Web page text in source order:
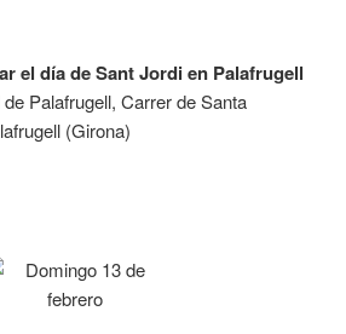
el día de Sant Jordi en Palafrugell
Palafrugell, Carrer de Santa
(Girona)